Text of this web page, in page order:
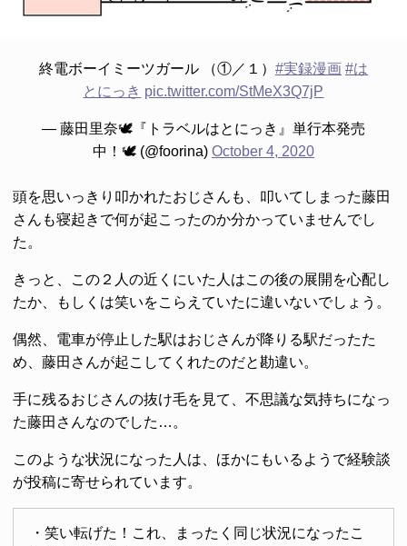
終電ボーイミーツガール （①／１） #実録漫画 #は
とにっき pic.twitter.com/StMeX3Q7jP
— 藤田里奈🕊️『トラベルはとにっき』単行本発売
中！🕊️ (@foorina) October 4, 2020
頭を思いっきり叩かれたおじさんも、叩いてしまった藤田
さんも寝起きで何が起こったのか分かっていませんでし
た。
きっと、この２人の近くにいた人はこの後の展開を心配し
たか、もしくは笑いをこらえていたに違いないでしょう。
偶然、電車が停止した駅はおじさんが降りる駅だったた
め、藤田さんが起こしてくれたのだと勘違い。
手に残るおじさんの抜け毛を見て、不思議な気持ちになっ
た藤田さんなのでした…。
このような状況になった人は、ほかにもいるようで経験談
が投稿に寄せられています。
・笑い転げた！これ、まったく同じ状況になったこ